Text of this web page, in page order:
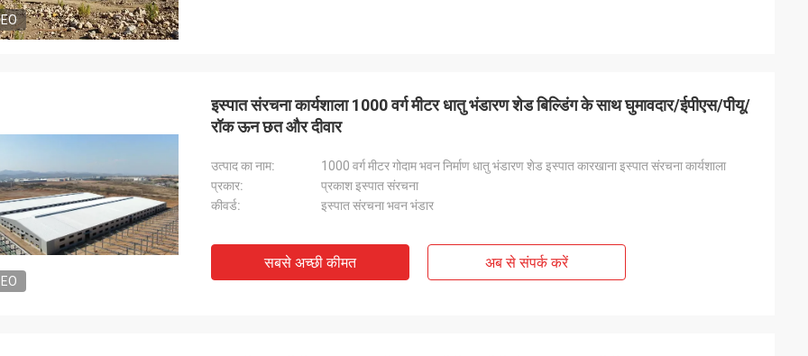
इस्पात संरचना कार्यशाला 1000 वर्ग मीटर धातु भंडारण शेड बिल्डिंग के साथ घुमावदार/ईपीएस/पीयू/
रॉक ऊन छत और दीवार
उत्पाद का नाम:
1000 वर्ग मीटर गोदाम भवन निर्माण धातु भंडारण शेड इस्पात कारखाना इस्पात संरचना कार्यशाला
प्रकार:
प्रकाश इस्पात संरचना
कीवर्ड:
इस्पात संरचना भवन भंडार
सबसे अच्छी कीमत अब से संपर्क करें